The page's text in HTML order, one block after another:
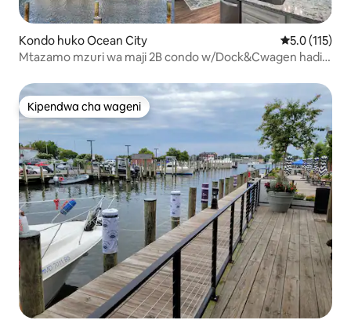
Kondo huko Ocean City Ukadiriaji wa
5.0 (115)
Mtazamo mzuri wa maji 2B condo w/Dock&Cwagen hadi
Kipendwa cha wageni
Kipendwa cha wageni